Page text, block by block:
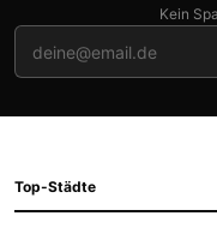
Kein
Top-Städte